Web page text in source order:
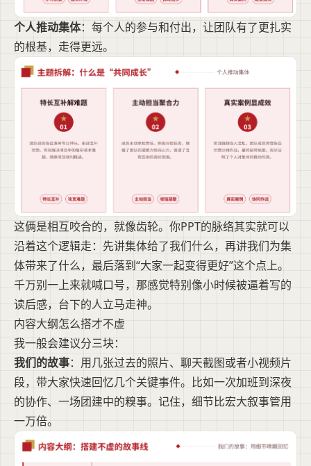
个人推动集体：每个人的参与和付出，让团队有了更扎实
的根基，走得更远。
这俩是相互咬合的，就像齿轮。你PPT的脉络其实就可以
沿着这个逻辑走：先讲集体给了我们什么，再讲我们为集
体带来了什么，最后落到“大家一起变得更好”这个点上。
千万别一上来就喊口号，那感觉特别像小时候被逼着写的
读后感，台下的人立马走神。
内容大纲怎么搭才不虚
我一般会建议分三块：
我们的故事：用几张过去的照片、聊天截图或者小视频片
段，带大家快速回忆几个关键事件。比如一次加班到深夜
的协作、一场团建中的糗事。记住，细节比宏大叙事管用
一万倍。